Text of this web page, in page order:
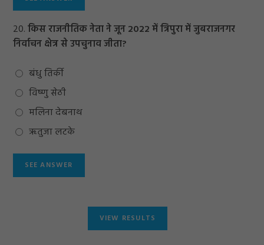
20.किस राजनीतिक नेता ने जून 2022 में त्रिपुरा में जुबराजनगर
निर्वाचन क्षेत्र से उपचुनाव जीता?
बंधु तिर्की
विष्णु सेठी
मलिना देबनाथ
ऋतुजा लटके